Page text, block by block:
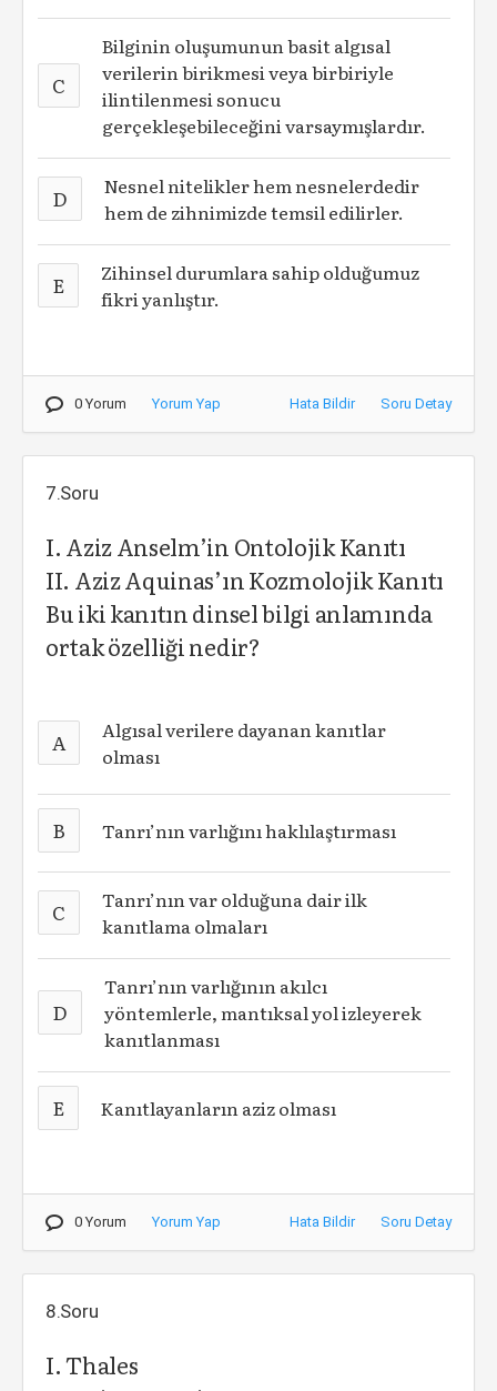
C
Bilginin oluşumunun basit algısal
verilerin birikmesi veya birbiriyle
ilintilenmesi sonucu
gerçekleşebileceğini varsaymışlardır.
D
Nesnel nitelikler hem nesnelerdedir
hem de zihnimizde temsil edilirler.
E
Zihinsel durumlara sahip olduğumuz
fikri yanlıştır.
0 Yorum Yorum Yap Hata Bildir Soru Detay
7.Soru
I. Aziz Anselm’in Ontolojik Kanıtı
II. Aziz Aquinas’ın Kozmolojik Kanıtı
Bu iki kanıtın dinsel bilgi anlamında
ortak özelliği nedir?
A
Algısal verilere dayanan kanıtlar
olması
B Tanrı’nın varlığını haklılaştırması
C
Tanrı’nın var olduğuna dair ilk
kanıtlama olmaları
D
Tanrı’nın varlığının akılcı
yöntemlerle, mantıksal yol izleyerek
kanıtlanması
E Kanıtlayanların aziz olması
0 Yorum Yorum Yap Hata Bildir Soru Detay
8.Soru
I. Thales